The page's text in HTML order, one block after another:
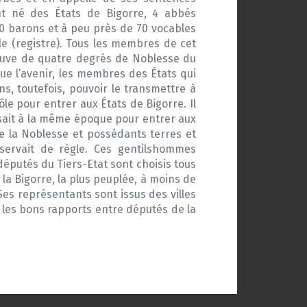
né des États de Bigorre, 4 abbés
barons et à peu près de 70 vocables
(registre). Tous les membres de cet
de quatre degrés de Noblesse du
l’avenir, les membres des États qui
toutefois, pouvoir le transmettre à
pour entrer aux États de Bigorre. Il
à la même époque pour entrer aux
la Noblesse et possédants terres et
de règle. Ces gentilshommes
du Tiers-Etat sont choisis tous
Bigorre, la plus peuplée, à moins de
représentants sont issus des villes
bons rapports entre députés de la